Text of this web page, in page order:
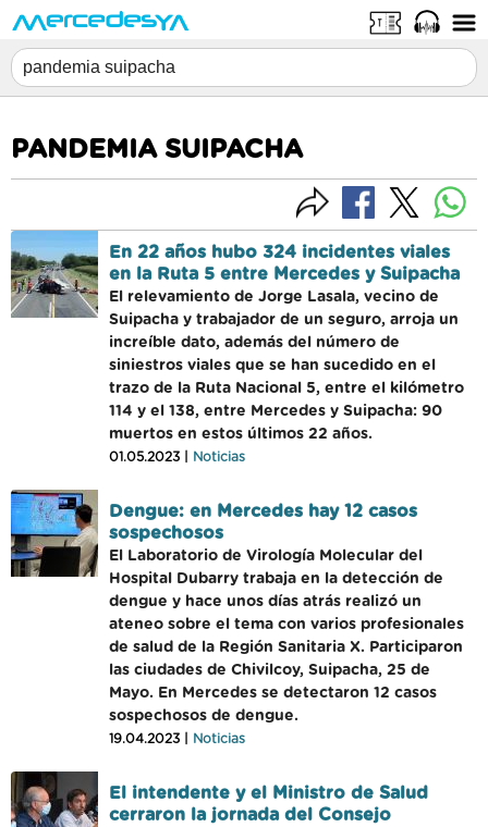
PANDEMIA SUIPACHA
En 22 años hubo 324 incidentes viales
en la Ruta 5 entre Mercedes y Suipacha
El relevamiento de Jorge Lasala, vecino de
Suipacha y trabajador de un seguro, arroja un
increíble dato, además del número de
siniestros viales que se han sucedido en el
trazo de la Ruta Nacional 5, entre el kilómetro
114 y el 138, entre Mercedes y Suipacha: 90
muertos en estos últimos 22 años.
01.05.2023 | Noticias
Dengue: en Mercedes hay 12 casos
sospechosos
El Laboratorio de Virología Molecular del
Hospital Dubarry trabaja en la detección de
dengue y hace unos días atrás realizó un
ateneo sobre el tema con varios profesionales
de salud de la Región Sanitaria X. Participaron
las ciudades de Chivilcoy, Suipacha, 25 de
Mayo. En Mercedes se detectaron 12 casos
sospechosos de dengue.
19.04.2023 | Noticias
El intendente y el Ministro de Salud
cerraron la jornada del Consejo